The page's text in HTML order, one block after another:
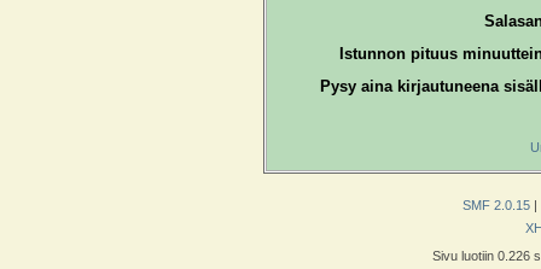
Istunnon pituus
Pysy aina kirjautuneena
SMF 2.0.15 |
Sivu luotiin 0.226